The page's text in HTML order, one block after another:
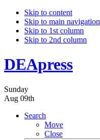
Skip to content
Skip to main navigation
Skip to 1st column
Skip to 2nd column
DEApress
Sunday
Aug 09th
Search
Move
Close